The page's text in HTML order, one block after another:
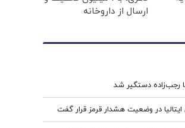
ارسال از داروخانه‌
رجب‌زاده دستگیر شد
ایتالیا در وضعیت هشدار قرمز قرار گفت